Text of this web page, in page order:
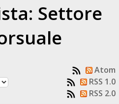
Settore
Atom
RSS 1.0
RSS 2.0